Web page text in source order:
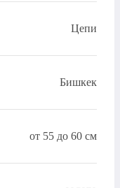
Цепи
Бишкек
от 55 до 60 см